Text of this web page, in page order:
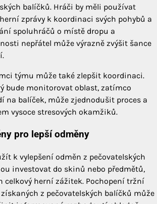
balíčků. Hráči by měli používat
zprávy k koordinaci svých pohybů a
spoluhráčů o místě dropu a
nepřátel může výrazně zvýšit šance
týmu může také zlepšit koordinaci.
bude monitorovat oblast, zatímco
na balíček, může zjednodušit proces a
vysoce stresových okamžiků.
pro lepší odměny
k vylepšení odměn z pečovatelských
investovat do skinů nebo předmětů,
celkový herní zážitek. Pochopení tržní
z pečovatelských balíčků může